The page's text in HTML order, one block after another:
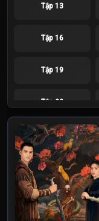
Tập 13
Tập 16
Tập 19
Tập 22